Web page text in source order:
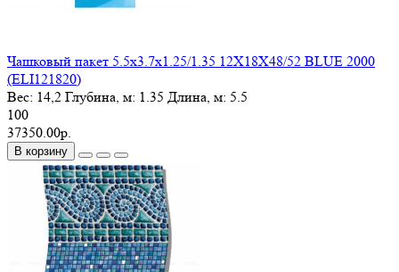
Чашковый пакет 5.5х3.7х1.25/1.35 12X18X48/52 BLUE 2000
(ELI121820)
Вес: 14,2 Глубина, м: 1.35 Длина, м: 5.5
100
37350.00р.
В корзину